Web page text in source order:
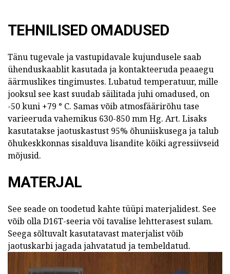
TEHNILISED OMADUSED
Tänu tugevale ja vastupidavale kujundusele saab
ühenduskaablit kasutada ja kontakteeruda peaaegu
äärmuslikes tingimustes. Lubatud temperatuur, mille
jooksul see kast suudab säilitada juhi omadused, on
-50 kuni +79 ° C. Samas võib atmosfäärirõhu tase
varieeruda vahemikus 630-850 mm Hg. Art. Lisaks
kasutatakse jaotuskastust 95% õhuniiskusega ja talub
õhukeskkonnas sisalduva lisandite kõiki agressiivseid
mõjusid.
MATERJAL
See seade on toodetud kahte tüüpi materjalidest. See
võib olla D16T-seeria või tavalise lehtterasest sulam.
Seega sõltuvalt kasutatavast materjalist võib
jaotuskarbi jagada jahvatatud ja tembeldatud.